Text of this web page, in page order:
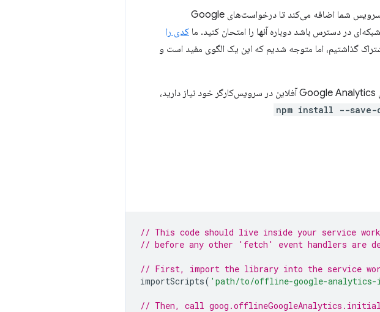
راه حل، نباید شما را متعجب کرد، کارگران خدماتی! به طور خاص، کدی را به کارمند سرویس شما اضافه می‌کند تا درخواست‌های Google
در دسترس باشد دوباره آنها را امتحان کنید. ما کدی را
گذاشتیم، اما متوجه شدیم که این یک الگوی مفید است و
امروز، ما خوشحالیم که اعلام کنیم همه چیزهایی که برای رسیدگی به درخواست‌های Google Analytics آفلاین در سرویس‌کارگر خود نیاز دارید،
npm install --
// This code should live inside your service
// before any other 'fetch' event handlers are
// First, import the library into the service
importScripts( 'path/to/offline-google-
// Then, call